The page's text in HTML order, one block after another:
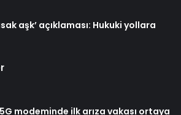
aşk’ açıklaması: Hukuki yollara
5G modeminde ilk arıza vakası ortaya